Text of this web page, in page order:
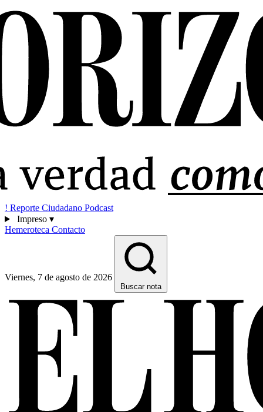
! Reporte Ciudadano Podcast
Impreso ▾
Hemeroteca Contacto
Viernes, 7 de agosto de 2026
Buscar nota